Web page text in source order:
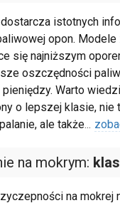
istotnych
opon. Modele
się najniższym
oszczędności
Warto
o lepszej klasie, nie
ale także...
na mokrym:
na mokrej